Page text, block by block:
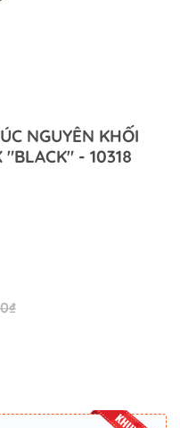
NGUYÊN KHỐI
"BLACK" - 10318